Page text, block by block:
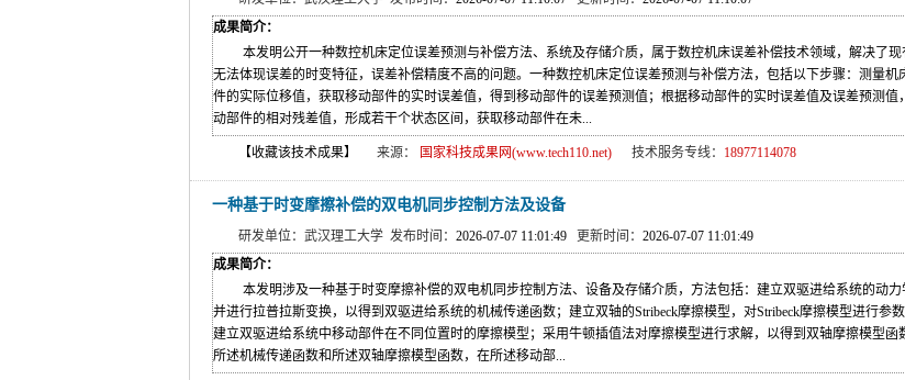
成果简介：
本发明公开一种数控机床定位误差预测与补偿方法、系统及存储介质，属于数控机床误差补偿技术领域，解决了现
无法体现误差的时变特征，误差补偿精度不高的问题。一种数控机床定位误差预测与补偿方法，包括以下步骤：测量机
件的实际位移值，获取移动部件的实时误差值，得到移动部件的误差预测值；根据移动部件的实时误差值及误差预测值
动部件的相对残差值，形成若干个状态区间，获取移动部件在未...
【收藏该技术成果】 来源： 国家科技成果网(www.tech110.net) 技术服务专线： 18977114078
一种基于时变摩擦补偿的双电机同步控制方法及设备
研发单位：武汉理工大学 发布时间： 2026-07-07 11:01:49 更新时间： 2026-07-07 11:01:49
成果简介：
本发明涉及一种基于时变摩擦补偿的双电机同步控制方法、设备及存储介质，方法包括：建立双驱进给系统的动力
并进行拉普拉斯变换，以得到双驱进给系统的机械传递函数；建立双轴的Stribeck摩擦模型，对Stribeck摩擦模型进行参
建立双驱进给系统中移动部件在不同位置时的摩擦模型；采用牛顿插值法对摩擦模型进行求解，以得到双轴摩擦模型函
所述机械传递函数和所述双轴摩擦模型函数，在所述移动部...